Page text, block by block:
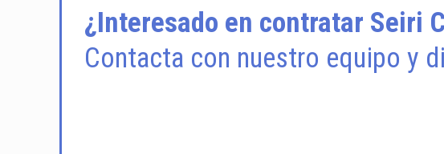
¿Interesado en contratar Seiri
Contacta con nuestro equipo y